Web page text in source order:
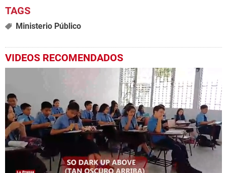
Ministerio Público
VIDEOS RECOMENDADOS